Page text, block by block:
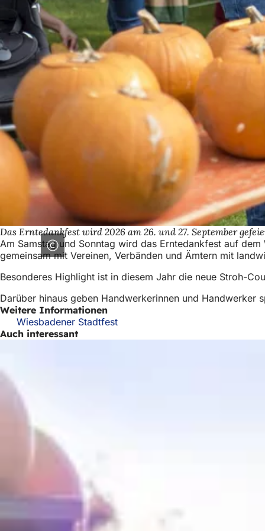
Das Erntedankfest wird 2026 am 26. und 27. September
Am Samstag und Sonntag wird das Erntedankfest auf
gemeinsam mit Vereinen, Verbänden und Ämtern mit
Besonderes Highlight ist in diesem Jahr die neue Stroh-
Darüber hinaus geben Handwerkerinnen und Handwerker
Weitere Informationen
Wiesbadener Stadtfest
Auch interessant